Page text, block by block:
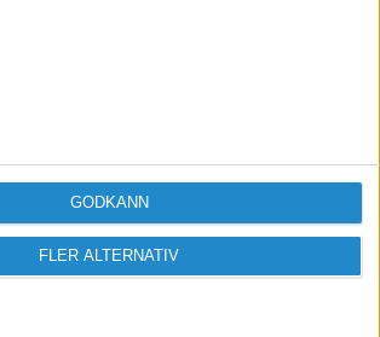
FLER ALTERNATIV
GODKÄNN